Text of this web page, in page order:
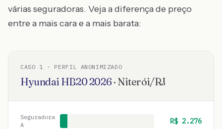
várias seguradoras. Veja a diferença de preço
entre a mais cara e a mais barata:
CASO 1 · PERFIL ANONIMIZADO
Hyundai HB202026· Niterói/RJ
Seguradora
A
R$ 2.276